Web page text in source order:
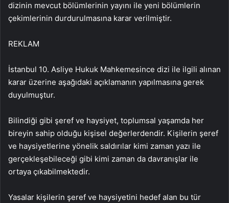
dizinin mevcut bölümlerinin yayını ile yeni bölümlerin
çekimlerinin durdurulmasına karar verilmiştir.
REKLAM
İstanbul 10. Asliye Hukuk Mahkemesince dizi ile ilgili alınan
karar üzerine aşağıdaki açıklamanın yapılmasına gerek
duyulmuştur.
Bilindiği gibi şeref ve haysiyet, toplumsal yaşamda her
bireyin sahip olduğu kişisel değerlerdendir. Kişilerin şeref
ve haysiyetlerine yönelik saldırılar kimi zaman yazı ile
gerçekleşebileceği gibi kimi zaman da davranışlar ile
ortaya çıkabilmektedir.
Yasalar kişilerin şeref ve haysiyetini hedef alan bu tür